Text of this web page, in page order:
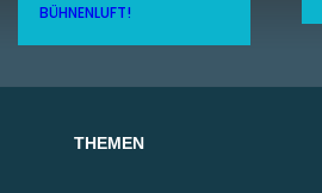
BÜHNENLUFT!
THEMEN